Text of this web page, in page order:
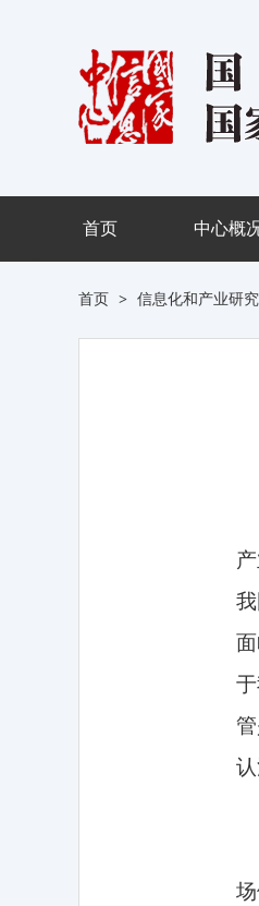
首页 中心概
首页 > 信息化和产业研究